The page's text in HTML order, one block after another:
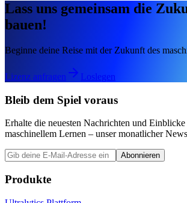
Lass uns gemeinsam die
bauen!
Beginne deine Reise mit der Zukunft des
Lizenz anfragen Loslegen
Bleib dem Spiel voraus
Erhalte die neuesten Nachrichten und
maschinellem Lernen – unser monatlicher
Abonnieren
Produkte